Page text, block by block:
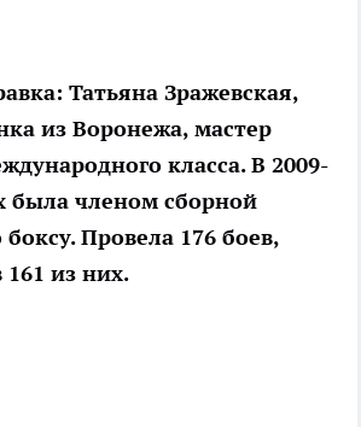
Татьяна Зражевская,
из Воронежа, мастер
класса. В 2009-
была членом сборной
Провела 176 боев,
из них.